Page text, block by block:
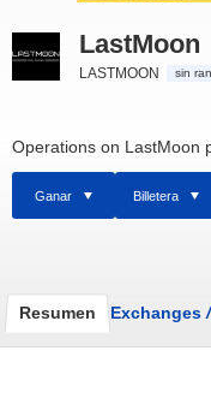
LastMoon
LASTMOON sin
Operations on LastMoon
Ganar Billetera
Resumen Exchanges /